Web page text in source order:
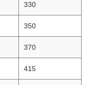
330
350
370
415